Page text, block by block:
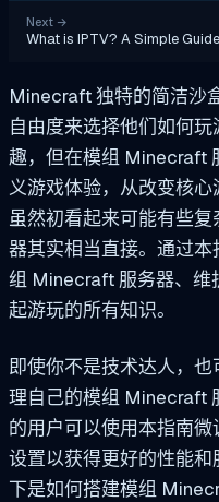
Next →
What is IPTV? A Simple
Minecraft 独特的简洁沙
自由度来选择他们如何
趣，但在模组 Minecraft
义游戏体验，从改变核心
虽然初看起来可能有些
器其实相当直接。通过
组 Minecraft 服务器、维
起游玩的所有知识。
即使你不是技术达人，
理自己的模组 Minecraft
的用户可以使用本指南
设置以获得更好的性能
下是如何搭建模组